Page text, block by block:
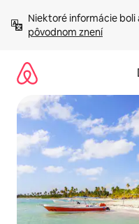
obsah.
Niektoré informácie
pôvodnom znení